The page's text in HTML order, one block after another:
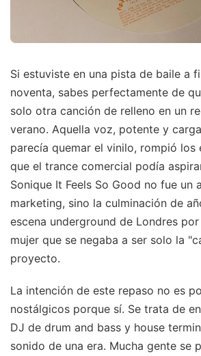
Si estuviste en una pista de baile a
noventa, sabes perfectamente de
solo otra canción de relleno en un
verano. Aquella voz, potente y
parecía quemar el vinilo, rompió los
que el trance comercial podía
Sonique It Feels So Good no fue un
marketing, sino la culminación de
escena underground de Londres
mujer que se negaba a ser solo la
proyecto.
La intención de este repaso no es
nostálgicos porque sí. Se trata de
DJ de drum and bass y house
sonido de una era. Mucha gente se